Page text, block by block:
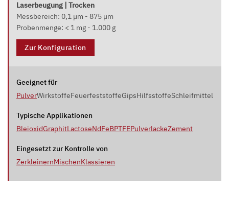
Laserbeugung | Trocken
Messbereich: 0,1 µm - 875 µm
Probenmenge: < 1 mg - 1.000 g
Zur Konfiguration
Geeignet für
PulverWirkstoffeFeuerfeststoffeGipsHilfsstoffeSchleifmittel
Typische Applikationen
BleioxidGraphitLactoseNdFeBPTFEPulverlackeZement
Eingesetzt zur Kontrolle von
ZerkleinernMischenKlassieren